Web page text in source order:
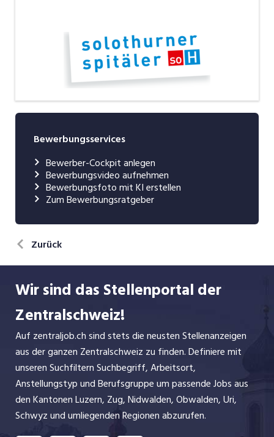
Bewerbungsservices
Bewerber-Cockpit anlegen
Bewerbungsvideo aufnehmen
Bewerbungsfoto mit KI erstellen
Zum Bewerbungsratgeber
Zurück
Wir sind das Stellenportal der
Zentralschweiz!
Auf zentraljob.ch sind stets die neusten Stellenanzeigen
aus der ganzen Zentralschweiz zu finden. Definiere mit
unseren Suchfiltern Suchbegriff, Arbeitsort,
Anstellungstyp und Berufsgruppe um passende Jobs aus
den Kantonen Luzern, Zug, Nidwalden, Obwalden, Uri,
Schwyz und umliegenden Regionen abzurufen.